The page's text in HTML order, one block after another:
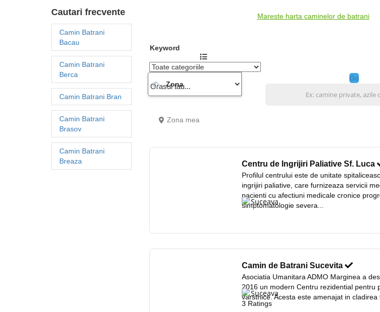
Cautari frecvente
Camin Batrani
Bacau
Camin Batrani
Berca
Camin Batrani Bran
Camin Batrani
Brasov
Camin Batrani
Breaza
Mareste harta caminelor de batrani
Go
Keyword
Zona
Zona mea
Centru de Ingrijiri Paliative Sf. Luca
Profilul centrului este de unitate
ingrijiri paliative, care furnizeaza servicii
pacienti cu afectiuni medicale cronice
simptomatologie severa...
Suceava
Camin de Batrani Sucevita
Asociatia Umanitara ADMO Marginea a
2016 un modern Centru rezidential pentru
varstnice. Acesta este amenajat in cladirea
Suceava
3 Ratings